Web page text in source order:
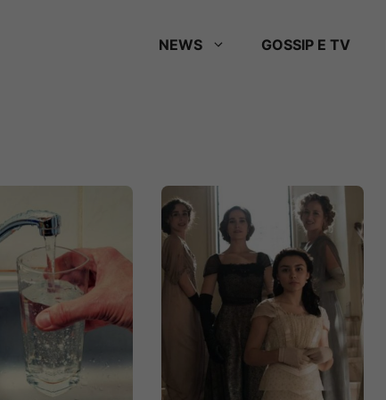
NEWS GOSSIP E TV